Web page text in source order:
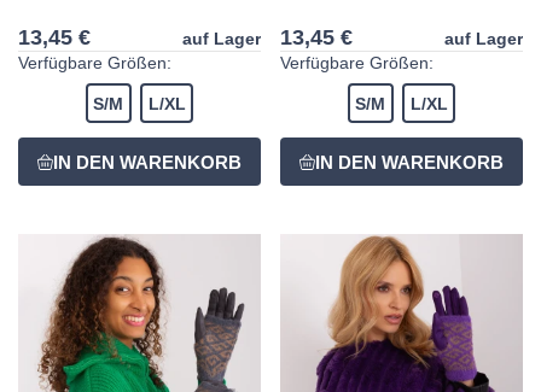
13,45 €
auf Lager
Verfügbare Größen:
S/M L/XL
13,45 €
auf Lager
Verfügbare Größen:
S/M L/XL